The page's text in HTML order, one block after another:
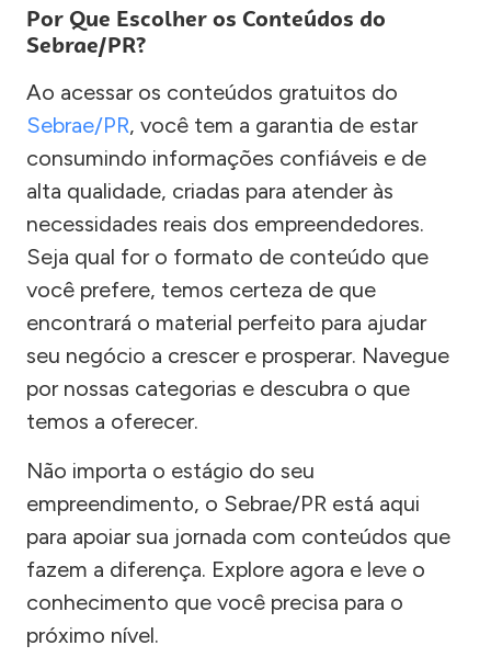
Por Que Escolher os Conteúdos do
Sebrae/PR?
Ao acessar os conteúdos gratuitos do
Sebrae/PR, você tem a garantia de estar
consumindo informações confiáveis e de
alta qualidade, criadas para atender às
necessidades reais dos empreendedores.
Seja qual for o formato de conteúdo que
você prefere, temos certeza de que
encontrará o material perfeito para ajudar
seu negócio a crescer e prosperar. Navegue
por nossas categorias e descubra o que
temos a oferecer.
Não importa o estágio do seu
empreendimento, o Sebrae/PR está aqui
para apoiar sua jornada com conteúdos que
fazem a diferença. Explore agora e leve o
conhecimento que você precisa para o
próximo nível.